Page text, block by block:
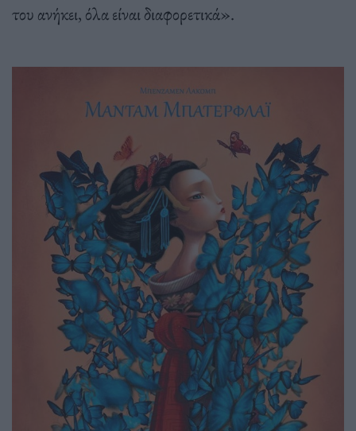
του ανήκει, όλα είναι διαφορετικά».